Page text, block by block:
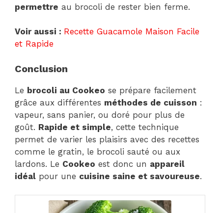
permettre au brocoli de rester bien ferme.
Voir aussi : Recette Guacamole Maison Facile
et Rapide
Conclusion
Le brocoli au Cookeo se prépare facilement
grâce aux différentes méthodes de cuisson :
vapeur, sans panier, ou doré pour plus de
goût. Rapide et simple, cette technique
permet de varier les plaisirs avec des recettes
comme le gratin, le brocoli sauté ou aux
lardons. Le Cookeo est donc un appareil
idéal pour une cuisine saine et savoureuse.